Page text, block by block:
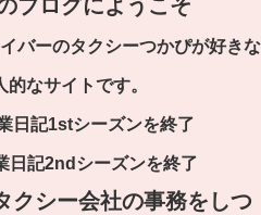
ブログにようこそ
バーのタクシーつかぴが好きな
的なサイトです。
日記1stシーズンを終了
日記2ndシーズンを終了
クシー会社の事務をしつ